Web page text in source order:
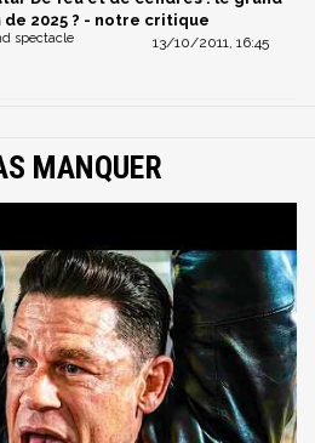
de 2025 ? - notre critique
13/10/2011, 16:45
spectacle
MANQUER